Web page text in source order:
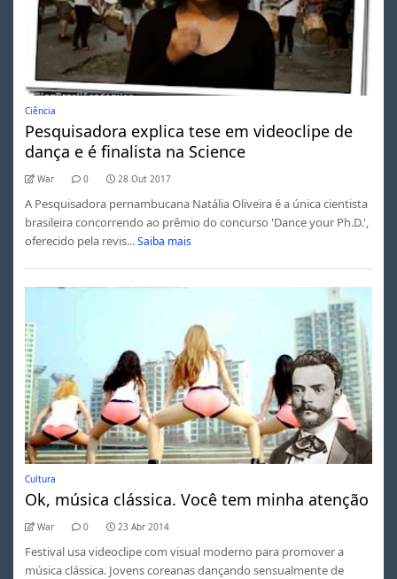
Ciência
Pesquisadora explica tese em videoclipe de
dança e é finalista na Science
War 0 28 Out 2017
A Pesquisadora pernambucana Natália Oliveira é a única cientista
brasileira concorrendo ao prêmio do concurso 'Dance your Ph.D.',
oferecido pela revis... Saiba mais
Cultura
Ok, música clássica. Você tem minha atenção
War 0 23 Abr 2014
Festival usa videoclipe com visual moderno para promover a
música clássica. Jovens coreanas dançando sensualmente de